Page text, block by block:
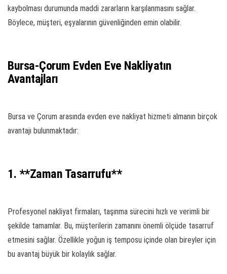
kaybolması durumunda maddi zararların karşılanmasını sağlar.
Böylece, müşteri, eşyalarının güvenliğinden emin olabilir.
Bursa-Çorum Evden Eve Nakliyatın
Avantajları
Bursa ve Çorum arasında evden eve nakliyat hizmeti almanın birçok
avantajı bulunmaktadır:
1. **Zaman Tasarrufu**
Profesyonel nakliyat firmaları, taşınma sürecini hızlı ve verimli bir
şekilde tamamlar. Bu, müşterilerin zamanını önemli ölçüde tasarruf
etmesini sağlar. Özellikle yoğun iş temposu içinde olan bireyler için
bu avantaj büyük bir kolaylık sağlar.